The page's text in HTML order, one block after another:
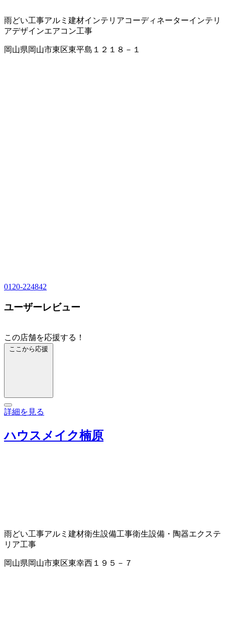
雨どい工事アルミ建材インテリアコーディネーターインテリ
アデザインエアコン工事
岡山県岡山市東区東平島１２１８－１
0120-224842
ユーザーレビュー
この店舗を応援する！
ここから応援
詳細を見る
ハウスメイク楠原
雨どい工事アルミ建材衛生設備工事衛生設備・陶器エクステ
リア工事
岡山県岡山市東区東幸西１９５－７